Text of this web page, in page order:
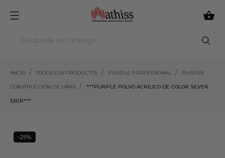

INICIO TODOS LOS PRODUCTOS PURPLE PROFESSIONAL PURPLE
CONSTRUCCIÓN DE UÑAS ***PURPLE POLVO ACRILICO DE COLOR SILVER
3,5GR***
25%
-25%